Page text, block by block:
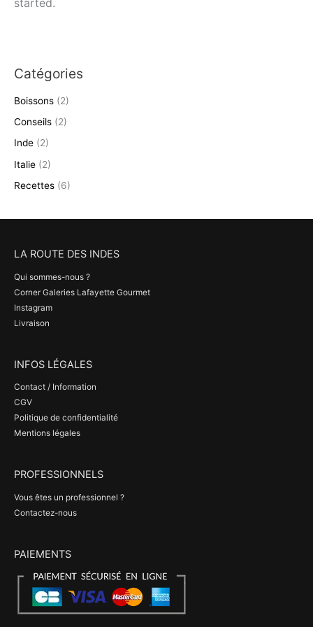
started.
Catégories
Boissons (2)
Conseils (2)
Inde (2)
Italie (2)
Recettes (6)
LA ROUTE DES INDES
Qui sommes-nous ?
Corner Galeries Lafayette Gourmet
Instagram
Livraison
INFOS LÉGALES
Contact / Information
CGV
Politique de confidentialité
Mentions légales
PROFESSIONNELS
Vous êtes un professionnel ?
Contactez-nous
PAIEMENTS